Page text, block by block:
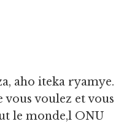
vous voulez et vous
le monde,l ONU